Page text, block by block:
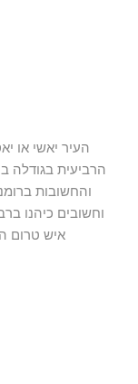
העיר יאשי או
הרביעית בגודלה
איש טרום